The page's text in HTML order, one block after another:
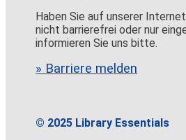
Haben Sie auf unserer
nicht barrierefrei oder nur
informieren Sie uns bitte.
» Barriere melden
© 2025 Library Essentials